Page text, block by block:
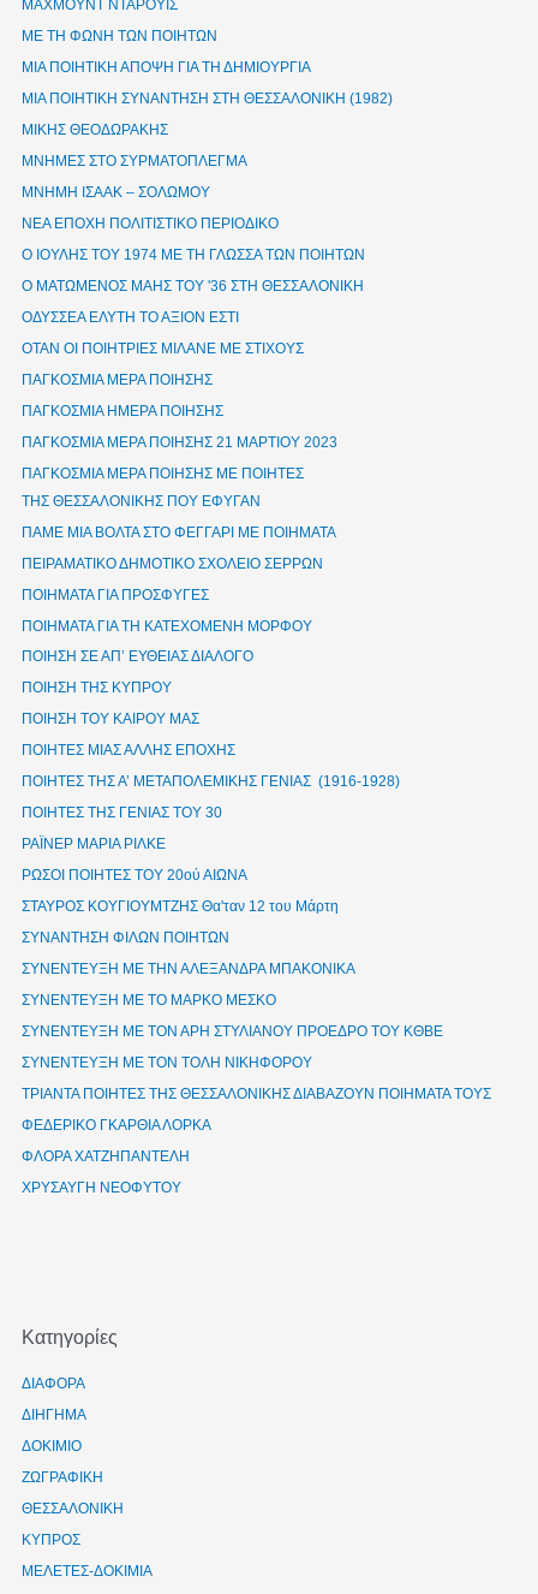
ΜΑΧΜΟΥΝΤ ΝΤΑΡΟΥΙΣ
ΜΕ ΤΗ ΦΩΝΗ ΤΩΝ ΠΟΙΗΤΩΝ
ΜΙΑ ΠΟΙΗΤΙΚΗ ΑΠΟΨΗ ΓΙΑ ΤΗ ΔΗΜΙΟΥΡΓΙΑ
ΜΙΑ ΠΟΙΗΤΙΚΗ ΣΥΝΑΝΤΗΣΗ ΣΤΗ ΘΕΣΣΑΛΟΝΙΚΗ (1982)
ΜΙΚΗΣ ΘΕΟΔΩΡΑΚΗΣ
ΜΝΗΜΕΣ ΣΤΟ ΣΥΡΜΑΤΟΠΛΕΓΜΑ
ΜΝΗΜΗ ΙΣΑΑΚ – ΣΟΛΩΜΟΥ
ΝΕΑ ΕΠΟΧΗ ΠΟΛΙΤΙΣΤΙΚΟ ΠΕΡΙΟΔΙΚΟ
Ο ΙΟΥΛΗΣ ΤΟΥ 1974 ΜΕ ΤΗ ΓΛΩΣΣΑ ΤΩΝ ΠΟΙΗΤΩΝ
Ο ΜΑΤΩΜΕΝΟΣ ΜΑΗΣ ΤΟΥ '36 ΣΤΗ ΘΕΣΣΑΛΟΝΙΚΗ
ΟΔΥΣΣΕΑ ΕΛΥΤΗ ΤΟ ΑΞΙΟΝ ΕΣΤΙ
ΟΤΑΝ ΟΙ ΠΟΙΗΤΡΙΕΣ ΜΙΛΑΝΕ ΜΕ ΣΤΙΧΟΥΣ
ΠΑΓΚΟΣΜΙΑ ΜΕΡΑ ΠΟΙΗΣΗΣ
ΠΑΓΚΟΣΜΙΑ ΗΜΕΡΑ ΠΟΙΗΣΗΣ
ΠΑΓΚΟΣΜΙΑ ΜΕΡΑ ΠΟΙΗΣΗΣ 21 ΜΑΡΤΙΟΥ 2023
ΠΑΓΚΟΣΜΙΑ ΜΕΡΑ ΠΟΙΗΣΗΣ ΜΕ ΠΟΙΗΤΕΣ
ΤΗΣ ΘΕΣΣΑΛΟΝΙΚΗΣ ΠΟΥ ΕΦΥΓΑΝ
ΠΑΜΕ ΜΙΑ ΒΟΛΤΑ ΣΤΟ ΦΕΓΓΑΡΙ ΜΕ ΠΟΙΗΜΑΤΑ
ΠΕΙΡΑΜΑΤΙΚΟ ΔΗΜΟΤΙΚΟ ΣΧΟΛΕΙΟ ΣΕΡΡΩΝ
ΠΟΙΗΜΑΤΑ ΓΙΑ ΠΡΟΣΦΥΓΕΣ
ΠΟΙΗΜΑΤΑ ΓΙΑ ΤΗ ΚΑΤΕΧΟΜΕΝΗ ΜΟΡΦΟΥ
ΠΟΙΗΣΗ ΣΕ ΑΠ’ ΕΥΘΕΙΑΣ ΔΙΑΛΟΓΟ
ΠΟΙΗΣΗ ΤΗΣ ΚΥΠΡΟΥ
ΠΟΙΗΣΗ ΤΟΥ ΚΑΙΡΟΥ ΜΑΣ
ΠΟΙΗΤΕΣ ΜΙΑΣ ΑΛΛΗΣ ΕΠΟΧΗΣ
ΠΟΙΗΤΕΣ ΤΗΣ Α’ ΜΕΤΑΠΟΛΕΜΙΚΗΣ ΓΕΝΙΑΣ (1916-1928)
ΠΟΙΗΤΕΣ ΤΗΣ ΓΕΝΙΑΣ ΤΟΥ 30
ΡΑΪΝΕΡ ΜΑΡΙΑ ΡΙΛΚΕ
ΡΩΣΟΙ ΠΟΙΗΤΕΣ ΤΟΥ 20ού ΑΙΩΝΑ
ΣΤΑΥΡΟΣ ΚΟΥΓΙΟΥΜΤΖΗΣ Θα'ταν 12 του Μάρτη
ΣΥΝΑΝΤΗΣΗ ΦΙΛΩΝ ΠΟΙΗΤΩΝ
ΣΥΝΕΝΤΕΥΞΗ ΜΕ ΤΗΝ ΑΛΕΞΑΝΔΡΑ ΜΠΑΚΟΝΙΚΑ
ΣΥΝΕΝΤΕΥΞΗ ΜΕ ΤΟ ΜΑΡΚΟ ΜΕΣΚΟ
ΣΥΝΕΝΤΕΥΞΗ ΜΕ ΤΟΝ ΑΡΗ ΣΤΥΛΙΑΝΟΥ ΠΡΟΕΔΡΟ ΤΟΥ ΚΘΒΕ
ΣΥΝΕΝΤΕΥΞΗ ΜΕ ΤΟΝ ΤΟΛΗ ΝΙΚΗΦΟΡΟΥ
ΤΡΙΑΝΤΑ ΠΟΙΗΤΕΣ ΤΗΣ ΘΕΣΣΑΛΟΝΙΚΗΣ ΔΙΑΒΑΖΟΥΝ ΠΟΙΗΜΑΤΑ ΤΟΥΣ
ΦΕΔΕΡΙΚΟ ΓΚΑΡΘΙΑ ΛΟΡΚΑ
ΦΛΟΡΑ ΧΑΤΖΗΠΑΝΤΕΛΗ
ΧΡΥΣΑΥΓΗ ΝΕΟΦΥΤΟΥ
Kατηγορίες
ΔΙΑΦΟΡΑ
ΔΙΗΓΗΜΑ
ΔΟΚΙΜΙΟ
ΖΩΓΡΑΦΙΚΗ
ΘΕΣΣΑΛΟΝΙΚΗ
ΚΥΠΡΟΣ
ΜΕΛΕΤΕΣ-ΔΟΚΙΜΙΑ